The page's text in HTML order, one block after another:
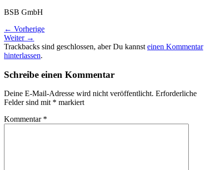
BSB GmbH
← Vorherige
Weiter →
Trackbacks sind geschlossen, aber Du kannst einen Kommentar
hinterlassen.
Schreibe einen Kommentar
Deine E-Mail-Adresse wird nicht veröffentlicht. Erforderliche
Felder sind mit * markiert
Kommentar *